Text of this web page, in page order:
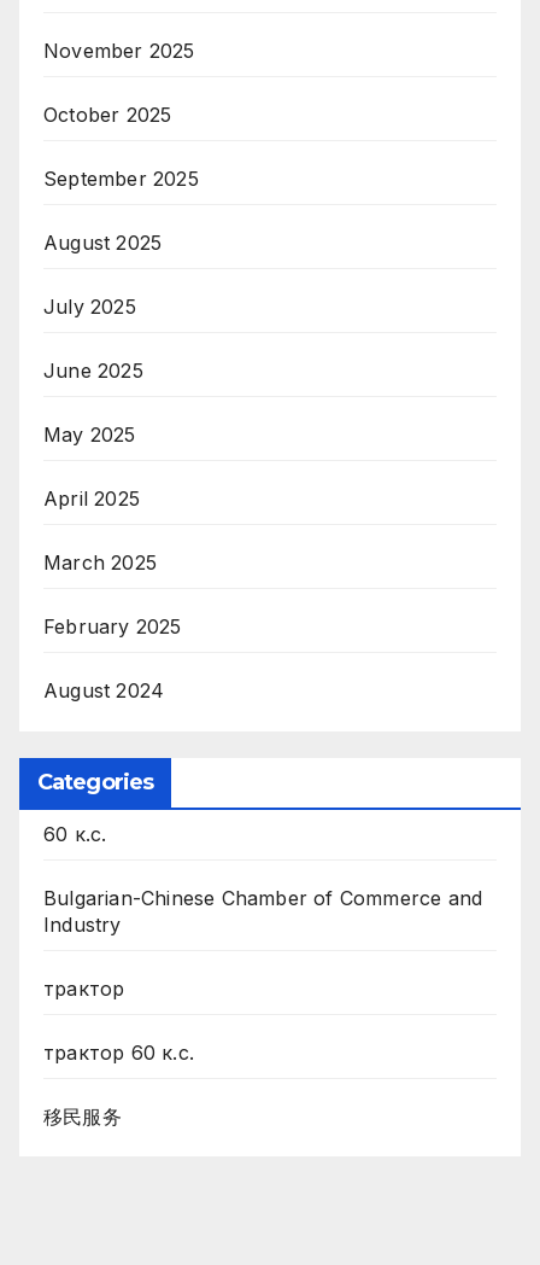
November 2025
October 2025
September 2025
August 2025
July 2025
June 2025
May 2025
April 2025
March 2025
February 2025
August 2024
Categories
60 к.с.
Bulgarian-Chinese Chamber of Commerce and
Industry
трактор
трактор 60 к.с.
移民服务